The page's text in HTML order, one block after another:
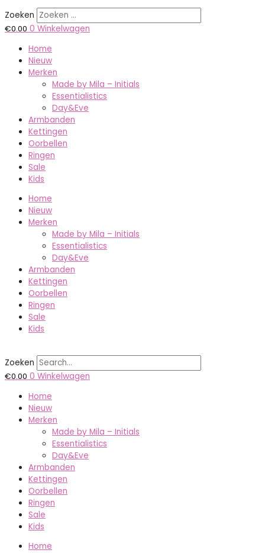
Zoeken
€0.00 0 Winkelwagen
Home
Nieuw
Merken
Made by Mila – Initials
Essentialistics
Day&Eve
Armbanden
Kettingen
Oorbellen
Ringen
Sale
Kids
Home
Nieuw
Merken
Made by Mila – Initials
Essentialistics
Day&Eve
Armbanden
Kettingen
Oorbellen
Ringen
Sale
Kids
Zoeken
€0.00 0 Winkelwagen
Home
Nieuw
Merken
Made by Mila – Initials
Essentialistics
Day&Eve
Armbanden
Kettingen
Oorbellen
Ringen
Sale
Kids
Home